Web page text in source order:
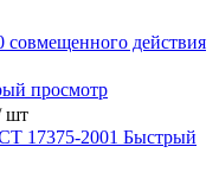
действия
просмотр
шт
Быстрый